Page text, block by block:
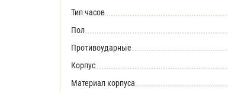
Тип часов
Пол
Противоударные
Корпус
Материал корпуса